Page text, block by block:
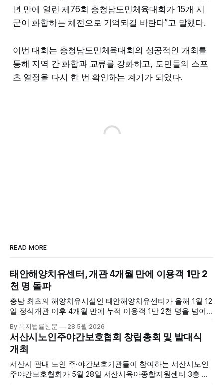
년 만에 열린 제76회 충청남도민체육대회가 15개 시
군이 화합하는 체전으로 기억되길 바란다”고 말했다.
이번 대회는 충청남도민체육대회의 성공적인 개최를
통해 지역 간 화합과 교류를 강화하고, 도민들의 스포
츠 열정을 다시 한 번 확인하는 계기가 되었다.
READ MORE
태안해양치유센터, 개관 4개월 만에 이용객 1만 2
천 명 돌파
충남 최초의 해양치유시설인 태안해양치유센터가 올해 1월 12
일 정식개관 이후 4개월 만에 누적 이용객 1만 2천 명을 넘어
양자원을 활용한 맞춤형 프로그램과 차별화된 웰니스 콘텐츠
를 선보이며 관광객과 군민의 발길을 끌고 있다. 센터는 염지
하수, 피트 등 태안의 청정 해양자원을 활용해 몸과 마음의 회
복을 돕는 다양한 프로그램을 운영하고
By 복지법률신문 28 5월 2026
서산시노인주야간보호협회 창립총회 및 발대식
개최
서산시 관내 노인 주·야간보호기관들이 참여하는 서산시노인
주야간보호협회가 5월 28일 서산시육아종합지원센터 3층 공